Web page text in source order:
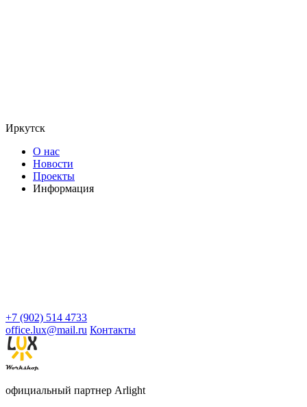
Иркутск
О нас
Новости
Проекты
Информация
+7 (902) 514 4733
office.lux@mail.ru Контакты
официальный партнер Arlight